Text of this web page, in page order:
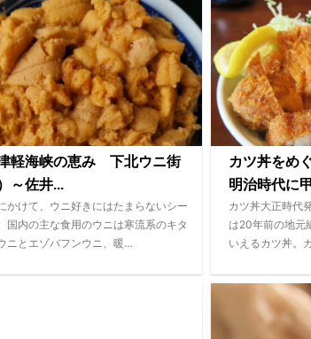
軽海峡の恵み 下北ウニ街
～佐井...
かけて、ウニ好きにはたまらないシー
国内の主な食用のウニは寒流系のキタ
ニとエゾバフンウニ、暖…
カツ丼をめ
明治時代に
カツ丼大正時代
は20年前の地元
いえるカツ丼。